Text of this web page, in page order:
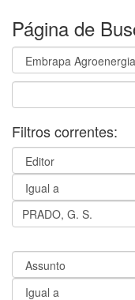
Página de
Filtros correntes: